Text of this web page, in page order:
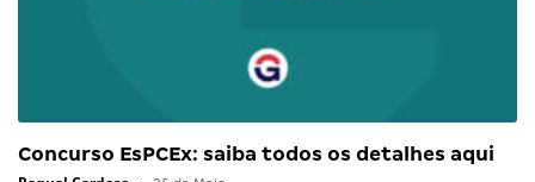
Concurso EsPCEx: saiba todos os detalhes aqui